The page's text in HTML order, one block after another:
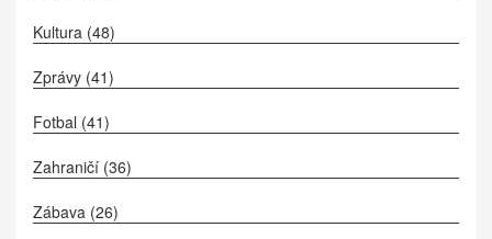
Kultura (48)
Zprávy (41)
Fotbal (41)
Zahraničí (36)
Zábava (26)